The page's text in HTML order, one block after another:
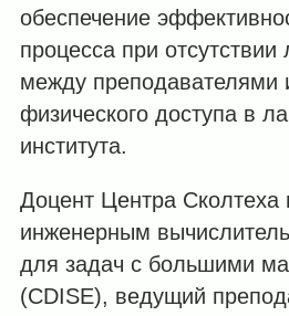
обеспечение
процесса при отсутствии
между преподавателями
физического доступа в
института.
Доцент Центра Сколтеха
инженерным
для задач с большими
(CDISE), ведущий